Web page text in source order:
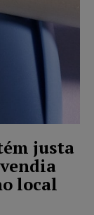
justa
local